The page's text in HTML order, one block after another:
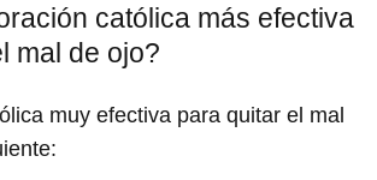
católica más efectiva
mal de ojo?
muy efectiva para quitar el mal